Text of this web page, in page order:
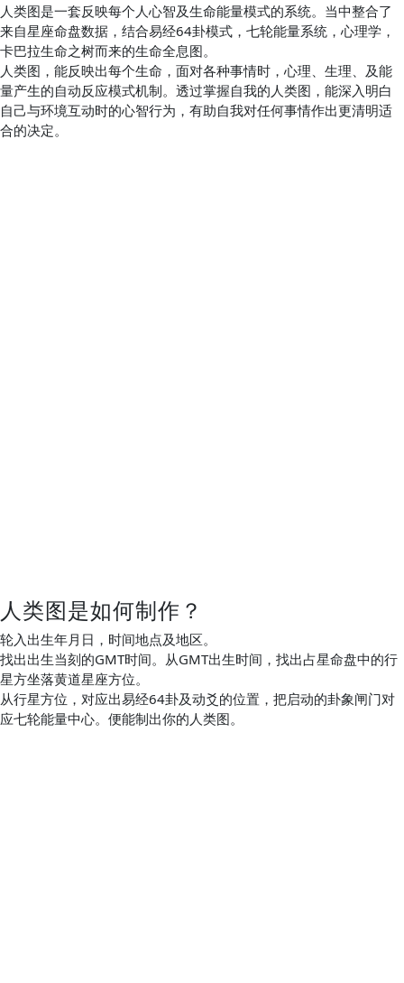
人类图是一套反映每个人心智及生命能量模式的系统。当中整合了
来自星座命盘数据，结合易经64卦模式，七轮能量系统，心理学，
卡巴拉生命之树而来的生命全息图。
人类图，能反映出每个生命，面对各种事情时，心理、生理、及能
量产生的自动反应模式机制。透过掌握自我的人类图，能深入明白
自己与环境互动时的心智行为，有助自我对任何事情作出更清明适
合的决定。
人类图是如何制作？
轮入出生年月日，时间地点及地区。
找出出生当刻的GMT时间。从GMT出生时间，找出占星命盘中的行
星方坐落黄道星座方位。
从行星方位，对应出易经64卦及动爻的位置，把启动的卦象闸门对
应七轮能量中心。便能制出你的人类图。